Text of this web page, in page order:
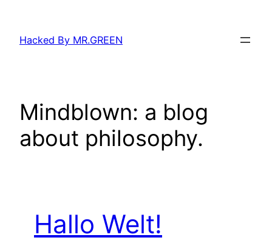
springen
Hacked By MR.GREEN
Mindblown: a blog
about philosophy.
Hallo Welt!